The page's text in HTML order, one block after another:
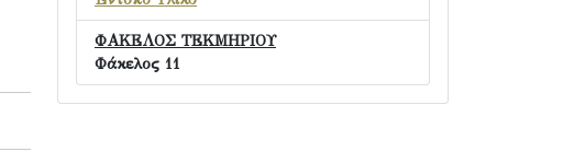
ΦΑΚΕΛΟΣ ΤΕΚΜΗΡΙΟΥ
Φάκελος 11